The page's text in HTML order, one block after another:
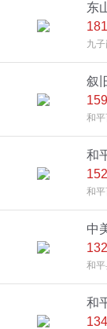
东
九
叙
和平
和
和
中
和
和